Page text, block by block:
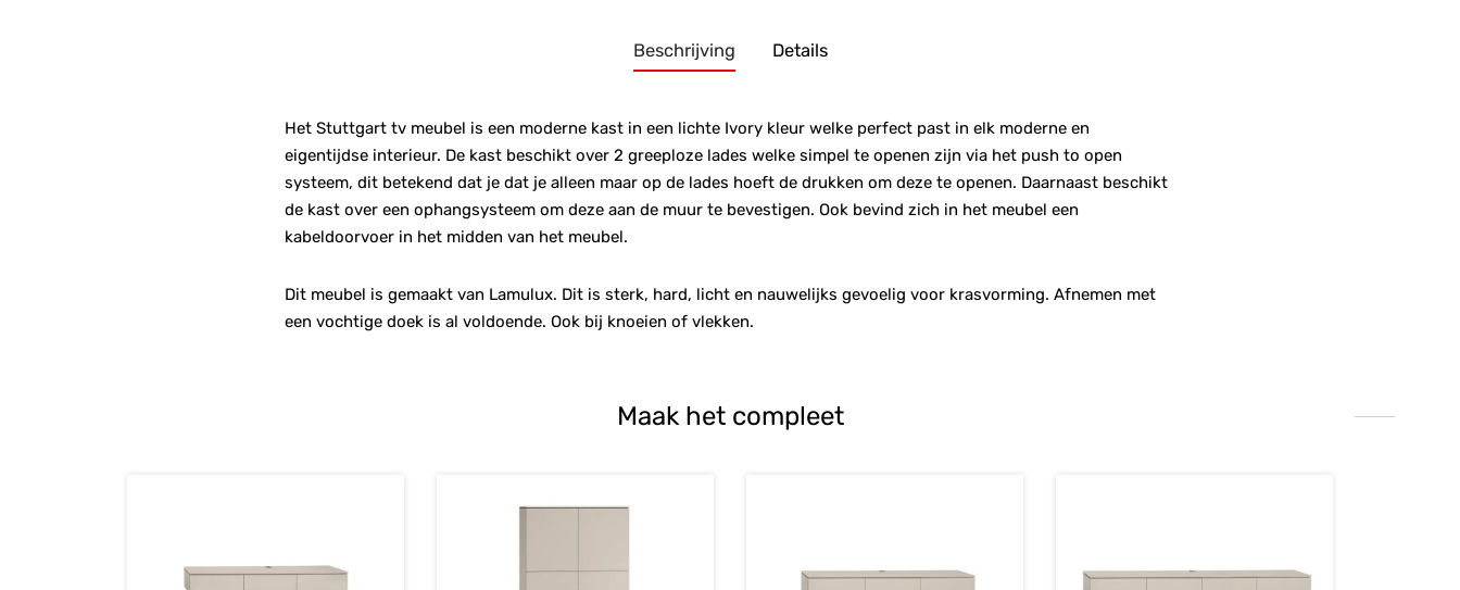
Beschrijving Details
Het Stuttgart tv meubel is een moderne kast in een lichte Ivory kleur welke perfect past in elk moderne en
eigentijdse interieur. De kast beschikt over 2 greeploze lades welke simpel te openen zijn via het push to open
systeem, dit betekend dat je dat je alleen maar op de lades hoeft de drukken om deze te openen. Daarnaast beschikt
de kast over een ophangsysteem om deze aan de muur te bevestigen. Ook bevind zich in het meubel een
kabeldoorvoer in het midden van het meubel.
Dit meubel is gemaakt van Lamulux. Dit is sterk, hard, licht en nauwelijks gevoelig voor krasvorming. Afnemen met
een vochtige doek is al voldoende. Ook bij knoeien of vlekken.
Maak het compleet